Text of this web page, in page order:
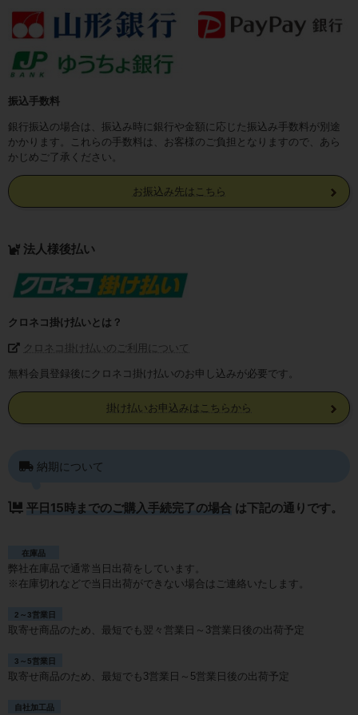
振込手数料
銀行振込の場合は、振込み時に銀行や金額に応じた振込み手数料が別途
かかります。これらの手数料は、お客様のご負担となりますので、あら
かじめご了承ください。
お振込み先はこちら
法人様後払い
クロネコ掛け払いとは？
クロネコ掛け払いのご利用について
無料会員登録後にクロネコ掛け払いのお申し込みが必要です。
掛け払いお申込みはこちらから
納期について
平日15時までのご購入手続完了の場合 は下記の通りです。
在庫品
弊社在庫品で通常当日出荷をしています。
※在庫切れなどで当日出荷ができない場合はご連絡いたします。
2～3営業日
取寄せ商品のため、最短でも翌々営業日～3営業日後の出荷予定
3～5営業日
取寄せ商品のため、最短でも3営業日～5営業日後の出荷予定
自社加工品